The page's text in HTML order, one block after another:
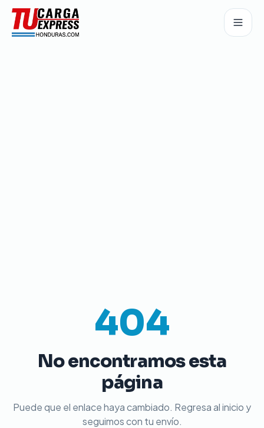
404
No encontramos esta
página
Puede que el enlace haya cambiado. Regresa al inicio y
seguimos con tu envío.